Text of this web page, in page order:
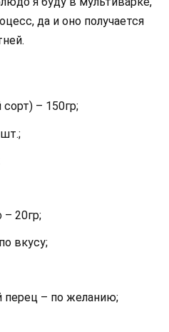
да и оно получается
– 150гр;
– 20гр;
вкусу;
– по желанию;